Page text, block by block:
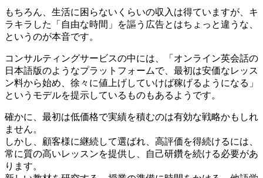
もちろん、生活に困らないくらいの収入は得ていますが、キ
ラキラした「自由な時間」を謳う広告とはちょっと違うな、
というのが本音です。
コンサルティングサービスの中には、「オンライン英会話の
日本語版のようなプラットフォームで、最初は安価なレッス
ン料から始め、徐々に値上げしていけば稼げるようになる」
というモデルを提示しているものもあるようです。
確かに、最初は低価格で実績を積むのは有効な戦略かもしれ
ません。
しかし、顧客様に継続して選ばれ、高評価を得続けるには、
常に質の高いレッスンを提供し、自己研鑽を続ける必要があ
ります。